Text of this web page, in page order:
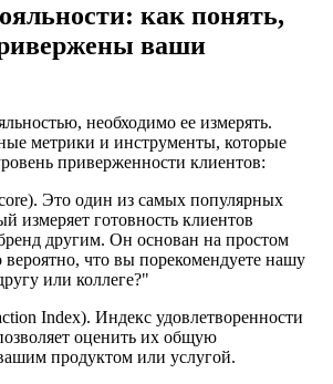
как понять,
ваши
необходимо ее измерять.
метрики и инструменты, которые
приверженности клиентов:
Это один из самых популярных
измеряет готовность клиентов
другим. Он основан на простом
вероятно, что вы порекомендуете нашу
или коллеге?"
Index). Индекс удовлетворенности
оценить их общую
продуктом или услугой.